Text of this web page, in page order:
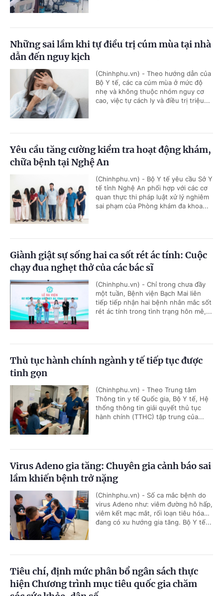
Những sai lầm khi tự điều trị cúm mùa tại nhà
dẫn đến nguy kịch
(Chinhphu.vn) - Theo hướng dẫn của
Bộ Y tế, các ca cúm mùa ở mức độ
nhẹ và không thuộc nhóm nguy cơ
cao, việc tự cách ly và điều trị triệu...
Yêu cầu tăng cường kiểm tra hoạt động khám,
chữa bệnh tại Nghệ An
(Chinhphu.vn) - Bộ Y tế yêu cầu Sở Y
tế tỉnh Nghệ An phối hợp với các cơ
quan thực thi pháp luật xử lý nghiêm
sai phạm của Phòng khám đa khoa...
Giành giật sự sống hai ca sốt rét ác tính: Cuộc
chạy đua nghẹt thở của các bác sĩ
(Chinhphu.vn) - Chỉ trong chưa đầy
một tuần, Bệnh viện Bạch Mai liên
tiếp tiếp nhận hai bệnh nhân mắc sốt
rét ác tính trong tình trạng hôn mê,...
Thủ tục hành chính ngành y tế tiếp tục được
tinh gọn
(Chinhphu.vn) - Theo Trung tâm
Thông tin y tế Quốc gia, Bộ Y tế, Hệ
thống thông tin giải quyết thủ tục
hành chính (TTHC) tập trung của...
Virus Adeno gia tăng: Chuyên gia cảnh báo sai
lầm khiến bệnh trở nặng
(Chinhphu.vn) - Số ca mắc bệnh do
virus Adeno như: viêm đường hô hấp,
viêm kết mạc mắt, rối loạn tiêu hóa…
đang có xu hướng gia tăng. Bộ Y tế...
Tiêu chí, định mức phân bổ ngân sách thực
hiện Chương trình mục tiêu quốc gia chăm